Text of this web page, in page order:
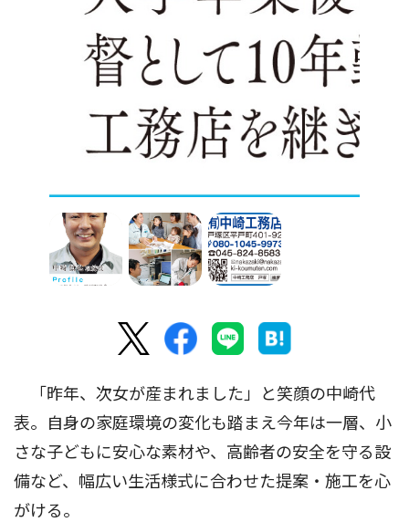
「昨年、次女が産まれました」と笑顔の中崎代
表。自身の家庭環境の変化も踏まえ今年は一層、小
さな子どもに安心な素材や、高齢者の安全を守る設
備など、幅広い生活様式に合わせた提案・施工を心
がける。